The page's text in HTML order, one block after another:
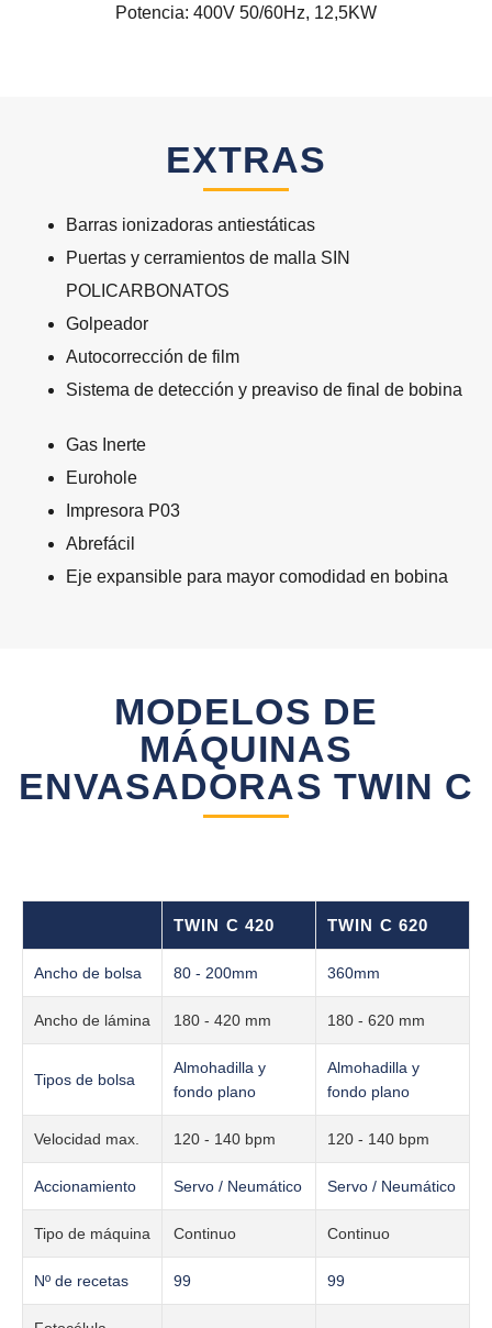
Potencia: 400V 50/60Hz, 12,5KW
EXTRAS
Barras ionizadoras antiestáticas
Puertas y cerramientos de malla SIN
POLICARBONATOS
Golpeador
Autocorrección de film
Sistema de detección y preaviso de final de bobina
Gas Inerte
Eurohole
Impresora P03
Abrefácil
Eje expansible para mayor comodidad en bobina
MODELOS DE
MÁQUINAS
ENVASADORAS TWIN C
TWIN C 420 TWIN C 620
Ancho de bolsa 80 - 200mm 360mm
Ancho de lámina 180 - 420 mm 180 - 620 mm
Tipos de bolsa
Almohadilla y
fondo plano
Almohadilla y
fondo plano
Velocidad max. 120 - 140 bpm 120 - 140 bpm
Accionamiento Servo / Neumático Servo / Neumático
Tipo de máquina Continuo Continuo
Nº de recetas 99 99